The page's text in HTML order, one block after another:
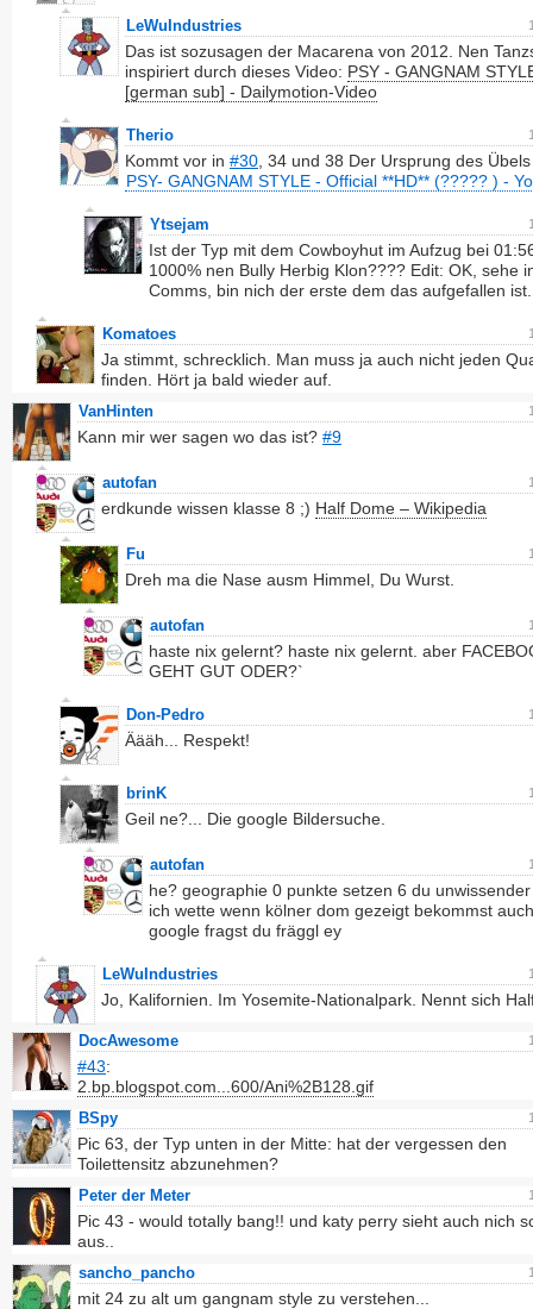
LeWuIndustries
Das ist sozusagen der Macarena von 2012. Nen
inspiriert durch dieses Video: PSY - GANGNAM
[german sub] - Dailymotion-Video
Therio
Kommt vor in #30 , 34 und 38 Der Ursprung des
PSY- GANGNAM STYLE - Official **HD** (????? ) -
Ytsejam
Ist der Typ mit dem Cowboyhut im Aufzug bei
1000% nen Bully Herbig Klon???? Edit: OK, sehe
Comms, bin nich der erste dem das aufgefallen
Komatoes
Ja stimmt, schrecklich. Man muss ja auch nicht jeden
finden. Hört ja bald wieder auf.
VanHinten
Kann mir wer sagen wo das ist? #9
autofan
erdkunde wissen klasse 8 ;) Half Dome – Wikipedia
Fu
Dreh ma die Nase ausm Himmel, Du Wurst.
autofan
haste nix gelernt? haste nix gelernt. aber
GEHT GUT ODER?`
Don-Pedro
Äääh... Respekt!
brinK
Geil ne?... Die google Bildersuche.
autofan
he? geographie 0 punkte setzen 6 du
ich wette wenn kölner dom gezeigt bekommst
google fragst du fräggl ey
LeWuIndustries
Jo, Kalifornien. Im Yosemite-Nationalpark. Nennt sich
DocAwesome
#43:
2.bp.blogspot.com...600/Ani%2B128.gif
BSpy
Pic 63, der Typ unten in der Mitte: hat der vergessen den
Toilettensitz abzunehmen?
Peter der Meter
Pic 43 - would totally bang!! und katy perry sieht auch nich
aus..
sancho_pancho
mit 24 zu alt um gangnam style zu verstehen...